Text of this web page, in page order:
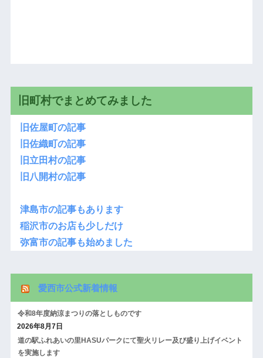
旧町村でまとめてみました
旧佐屋町の記事
旧佐織町の記事
旧立田村の記事
旧八開村の記事
津島市の記事もあります
稲沢市のお店も少しだけ
弥富市の記事も始めました
愛西市公式新着情報
令和8年度納涼まつりの落としものです
2026年8月7日
道の駅ふれあいの里HASUパークにて聖火リレー及び盛り上げイベント
を実施します